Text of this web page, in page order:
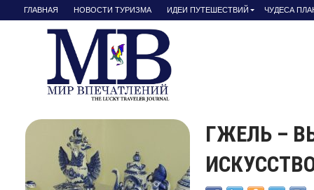
ГЛАВНАЯ НОВОСТИ ТУРИЗМА ИДЕИ ПУТЕШЕСТВИЙ ЧУДЕСА
ГЖЕЛЬ –